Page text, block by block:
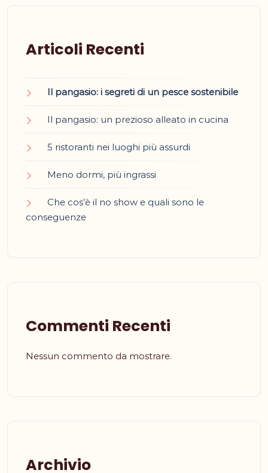
Articoli Recenti
Il pangasio: i segreti di un pesce sostenibile
Il pangasio: un prezioso alleato in cucina
5 ristoranti nei luoghi più assurdi
Meno dormi, più ingrassi
Che cos’è il no show e quali sono le
conseguenze
Commenti Recenti
Nessun commento da mostrare.
Archivio